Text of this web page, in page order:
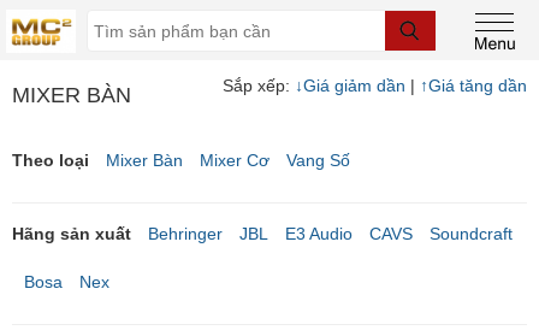
MIXER BÀN Sắp xếp: ↓Giá giảm dần | ↑Giá tăng dần
Theo loại Mixer Bàn Mixer Cơ Vang Số
Hãng sản xuất Behringer JBL E3 Audio CAVS Soundcraft
Bosa Nex